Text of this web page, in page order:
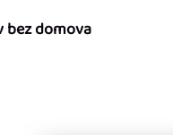
bez domova